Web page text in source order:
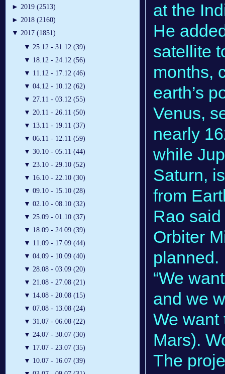
► 2019 (2513)
► 2018 (2160)
▼ 2017 (1851)
▼ 25.12 - 31.12 (39)
▼ 18.12 - 24.12 (56)
▼ 11.12 - 17.12 (46)
▼ 04.12 - 10.12 (62)
▼ 27.11 - 03.12 (55)
▼ 20.11 - 26.11 (50)
▼ 13.11 - 19.11 (37)
▼ 06.11 - 12.11 (59)
▼ 30.10 - 05.11 (44)
▼ 23.10 - 29.10 (52)
▼ 16.10 - 22.10 (30)
▼ 09.10 - 15.10 (28)
▼ 02.10 - 08.10 (32)
▼ 25.09 - 01.10 (37)
▼ 18.09 - 24.09 (39)
▼ 11.09 - 17.09 (44)
▼ 04.09 - 10.09 (40)
▼ 28.08 - 03.09 (20)
▼ 21.08 - 27.08 (21)
▼ 14.08 - 20.08 (15)
▼ 07.08 - 13.08 (24)
▼ 31.07 - 06.08 (22)
▼ 24.07 - 30.07 (30)
▼ 17.07 - 23.07 (35)
▼ 10.07 - 16.07 (39)
at the
He
satellite
months,
earth’s
Venus,
nearly
while
Saturn,
from
Rao
Orbiter
planned.
“We
and we
We want
Mars).
The